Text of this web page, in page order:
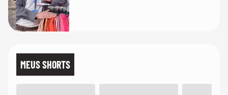
MEUS SHORTS